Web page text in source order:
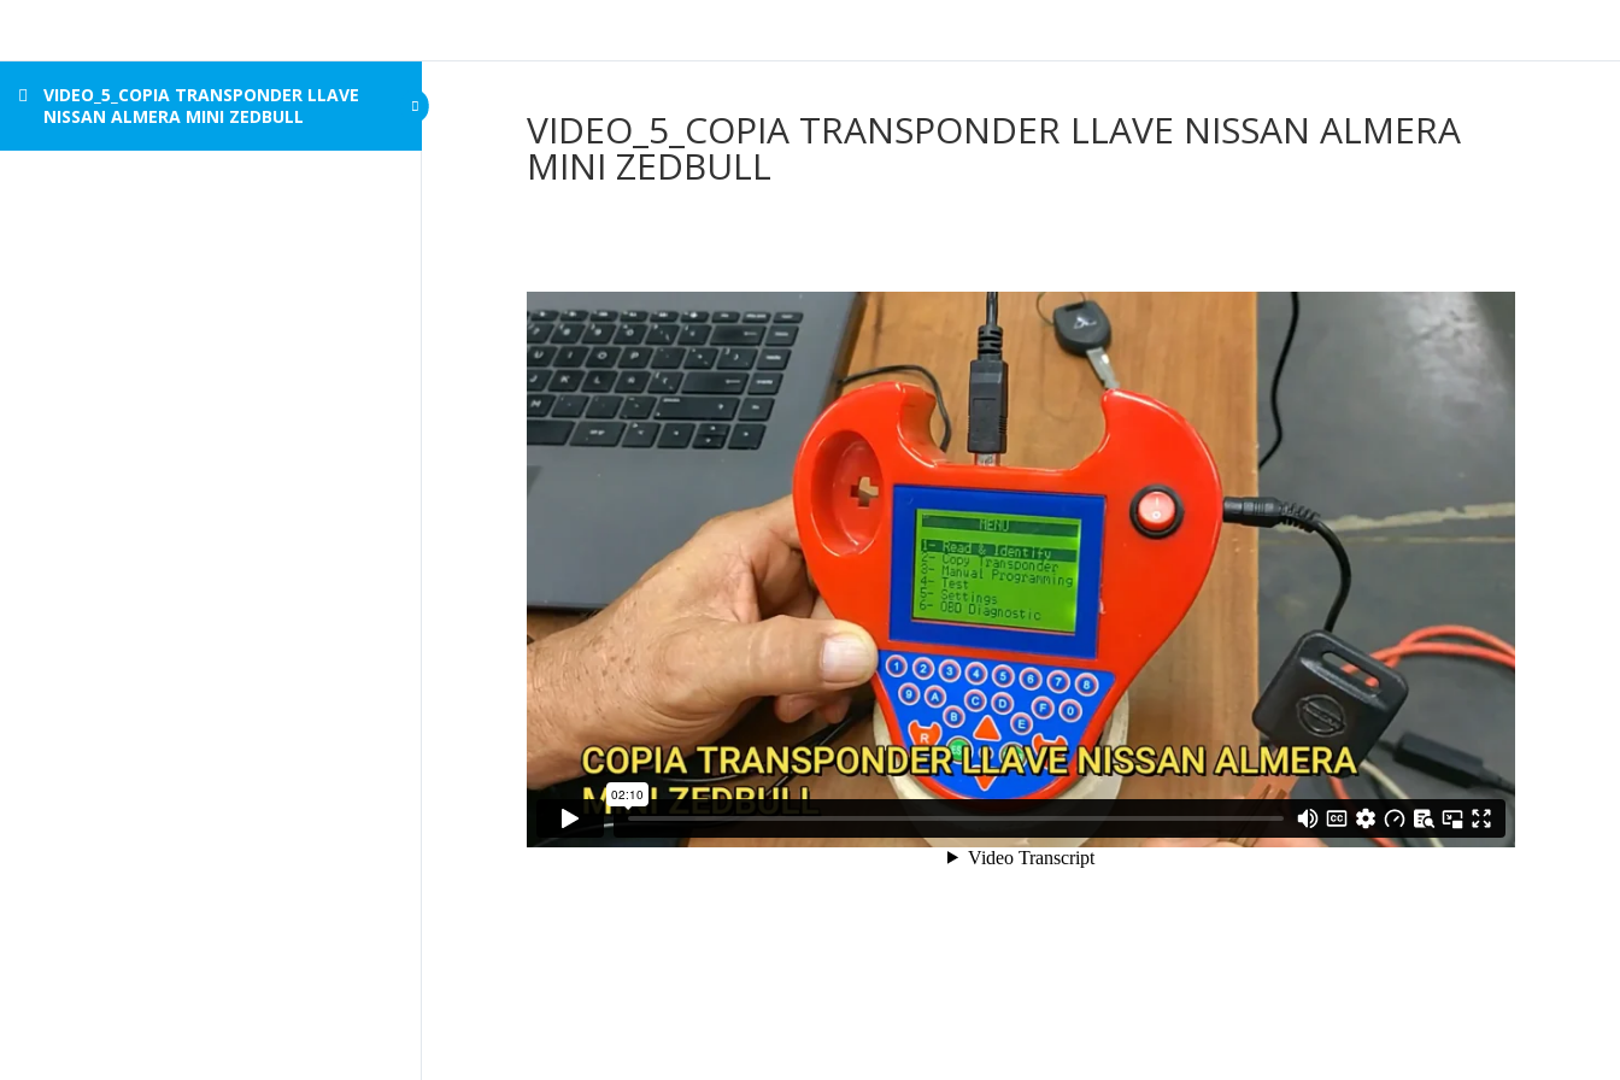
VIDEO_5_COPIA TRANSPONDER LLAVE
NISSAN ALMERA MINI ZEDBULL
VIDEO_5_COPIA TRANSPONDER LLAVE NISSAN ALMERA
MINI ZEDBULL